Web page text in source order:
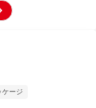
ケージ